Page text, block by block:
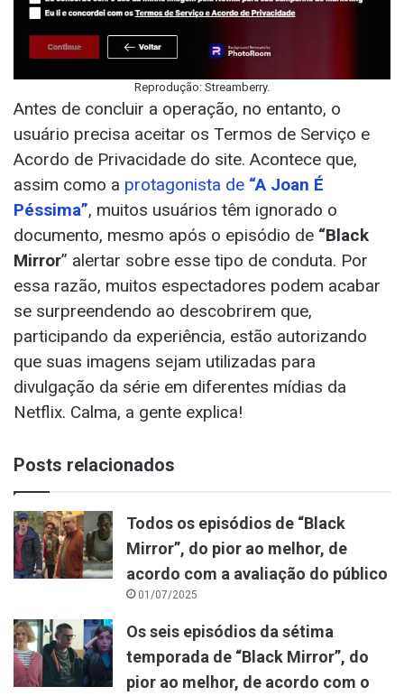
Reprodução: Streamberry.
Antes de concluir a operação, no entanto, o
usuário precisa aceitar os Termos de Serviço e
Acordo de Privacidade do site. Acontece que,
assim como a protagonista de “A Joan É
Péssima”, muitos usuários têm ignorado o
documento, mesmo após o episódio de “Black
Mirror” alertar sobre esse tipo de conduta. Por
essa razão, muitos espectadores podem acabar
se surpreendendo ao descobrirem que,
participando da experiência, estão autorizando
que suas imagens sejam utilizadas para
divulgação da série em diferentes mídias da
Netflix. Calma, a gente explica!
Posts relacionados
Todos os episódios de “Black
Mirror”, do pior ao melhor, de
acordo com a avaliação do público
01/07/2025
Os seis episódios da sétima
temporada de “Black Mirror”, do
pior ao melhor, de acordo com o